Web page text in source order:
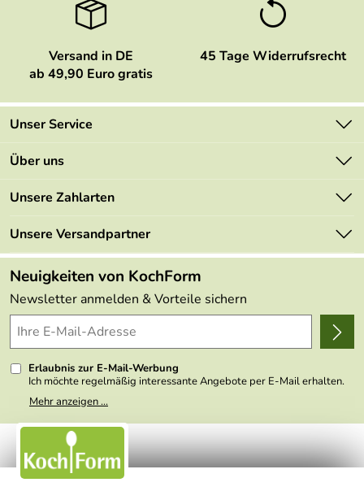
Versand in DE
ab 49,90 Euro gratis
45 Tage Widerrufsrecht
Unser Service
Kontakt
Mehrwertsteuerfrei
Retourenportal
FAQs
Lieferbedingungen
Delivery Terms
Kundenlogin
Über uns
Marken
Angebote
Made in Germany
Themen
Wir über uns
Presse
Unsere Zahlarten
Unsere Versandpartner
Neuigkeiten von KochForm
Newsletter anmelden & Vorteile sichern
Erlaubnis zur E-Mail-Werbung
Ich möchte regelmäßig interessante Angebote per E-Mail erhalten.
Meine E-Mail-Adresse wird nicht an andere Unternehmen
weitergegeben. Zu statistischen Zwecken wird in anonymer Form
nicht erkennbar, welche konkrete Person geklickt hat. Diese
Einwilligung zur Nutzung meiner E-Mail- Adresse für Werbezwecke
kann ich jederzeit mit Wirkung für die Zukunft widerrufen, indem ich
den Link "Abmelden" am Ende des Newsletters anklicke oder die
Option Newsletter im Mitgliederbereich deaktiviere. Die
Mehr anzeigen ...